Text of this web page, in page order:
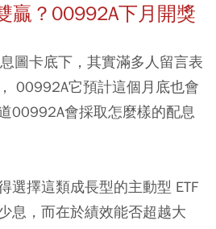
贏？00992A下月開獎
圖卡底下，其實滿多人留言表
00992A它預計這個月底也會
00992A會採取怎麼樣的配息
選擇這類成長型的主動型 ETF
息，而在於績效能否超越大